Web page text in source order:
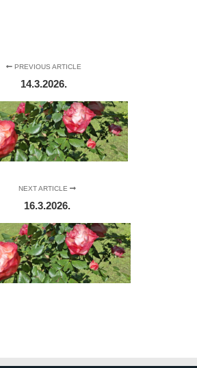
PREVIOUS ARTICLE
14.3.2026.
NEXT ARTICLE
16.3.2026.